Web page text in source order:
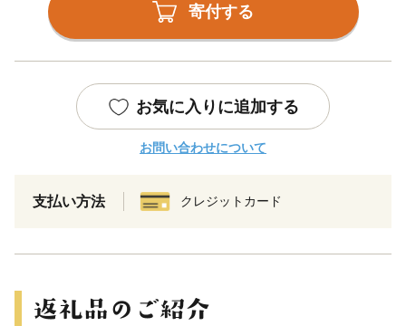
寄付する
お気に入りに追加する
お問い合わせについて
支払い方法 クレジットカード